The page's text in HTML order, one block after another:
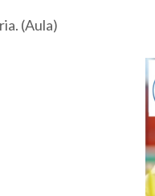
(Aula)